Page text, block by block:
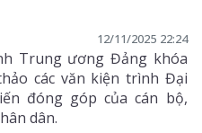
12/11/2025 22:24
Trung ương Đảng khóa
các văn kiện trình Đại
đóng góp của cán bộ,
dân.